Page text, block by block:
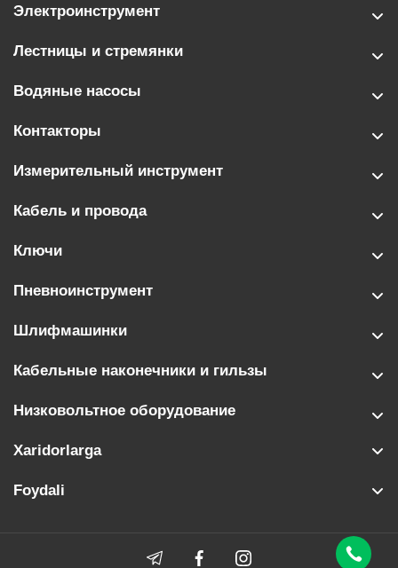
Электроинструмент
Лестницы и стремянки
Водяные насосы
Контакторы
Измерительный инструмент
Кабель и провода
Ключи
Пневноинструмент
Шлифмашинки
Кабельные наконечники и гильзы
Низковольтное оборудование
Xaridorlarga
Foydali